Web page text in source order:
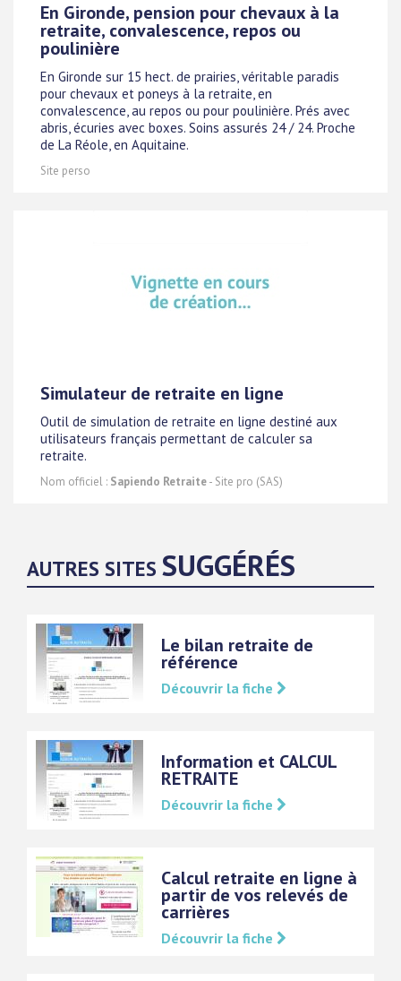
En Gironde, pension pour chevaux à la
retraite, convalescence, repos ou
poulinière
En Gironde sur 15 hect. de prairies, véritable paradis
pour chevaux et poneys à la retraite, en
convalescence, au repos ou pour poulinière. Prés avec
abris, écuries avec boxes. Soins assurés 24 / 24. Proche
de La Réole, en Aquitaine.
Site perso
Simulateur de retraite en ligne
Outil de simulation de retraite en ligne destiné aux
utilisateurs français permettant de calculer sa
retraite.
Nom officiel : Sapiendo Retraite- Site pro (SAS)
AUTRES SITES SUGGÉRÉS
Le bilan retraite de
référence
Découvrir la fiche
Information et CALCUL
RETRAITE
Découvrir la fiche
Calcul retraite en ligne à
partir de vos relevés de
carrières
Découvrir la fiche